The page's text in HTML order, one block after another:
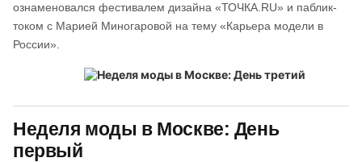
ознаменовался фестивалем дизайна «ТОЧКА.RU» и паблик-
током с Марией Миногаровой на тему «Карьера модели в
России».
Неделя моды в Москве: День
первый